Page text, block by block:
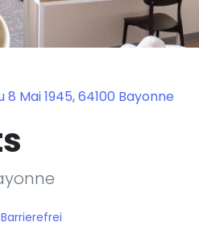
Mai 1945, 64100 Bayonne
Barrierefrei